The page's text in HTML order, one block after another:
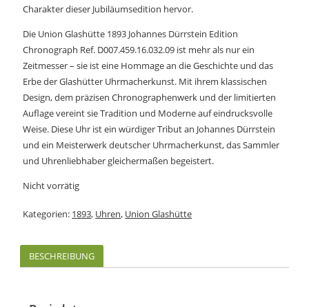
Charakter dieser Jubiläumsedition hervor.
Die Union Glashütte 1893 Johannes Dürrstein Edition
Chronograph Ref. D007.459.16.032.09 ist mehr als nur ein
Zeitmesser – sie ist eine Hommage an die Geschichte und das
Erbe der Glashütter Uhrmacherkunst. Mit ihrem klassischen
Design, dem präzisen Chronographenwerk und der limitierten
Auflage vereint sie Tradition und Moderne auf eindrucksvolle
Weise. Diese Uhr ist ein würdiger Tribut an Johannes Dürrstein
und ein Meisterwerk deutscher Uhrmacherkunst, das Sammler
und Uhrenliebhaber gleichermaßen begeistert.
Nicht vorrätig
Kategorien: 1893, Uhren, Union Glashütte
BESCHREIBUNG